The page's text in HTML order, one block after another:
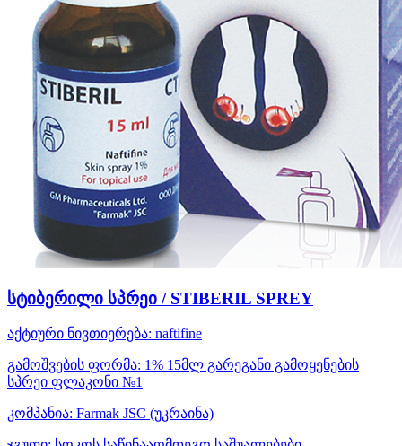
სტიბერილი სპრეი / STIBERIL SPREY
აქტიური ნივთიერება: naftifine
გამოშვების ფორმა: 1% 15მლ გარეგანი გამოყენების
სპრეი ფლაკონი №1
კომპანია: Farmak JSC (უკრაინა)